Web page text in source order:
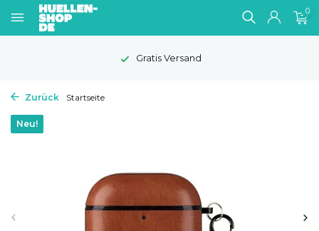
0
Gratis Versand
Zurück Startseite
Neu!